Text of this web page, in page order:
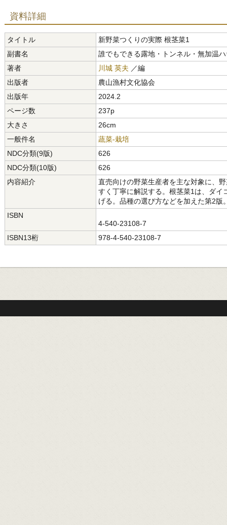
資料詳細
タイトル
新野菜つくりの実際 根茎菜1
副書名
誰でもできる露地・トンネル・無加温
著者
川城 英夫 ／編
出版者
農山漁村文化協会
出版年
2024.2
ページ数
237p
大きさ
26cm
一般件名
蔬菜-栽培
NDC分類(9版)
626
NDC分類(10版)
626
内容紹介
直売向けの野菜生産者を主な対象に、
すく丁寧に解説する。根茎菜1は、ダ
げる。品種の選び方などを加えた第2版
ISBN
4-540-23108-7
ISBN13桁
978-4-540-23108-7